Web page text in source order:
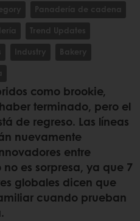
Panadería de cadena
Trend Updates
Industry
Bakery
como brookie,
terminado, pero el
de regreso. Las líneas
nuevamente
entre
es sorpresa, ya que 7
globales dicen que
cuando prueban